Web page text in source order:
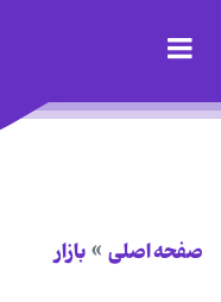
صفحه اصلی بازار